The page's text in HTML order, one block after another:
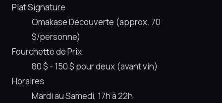
Plat Signature
Omakase Découverte (approx. 70
$/personne)
Fourchette de Prix
80 $ - 150 $ pour deux (avant vin)
Horaires
Mardi au Samedi, 17h à 22h